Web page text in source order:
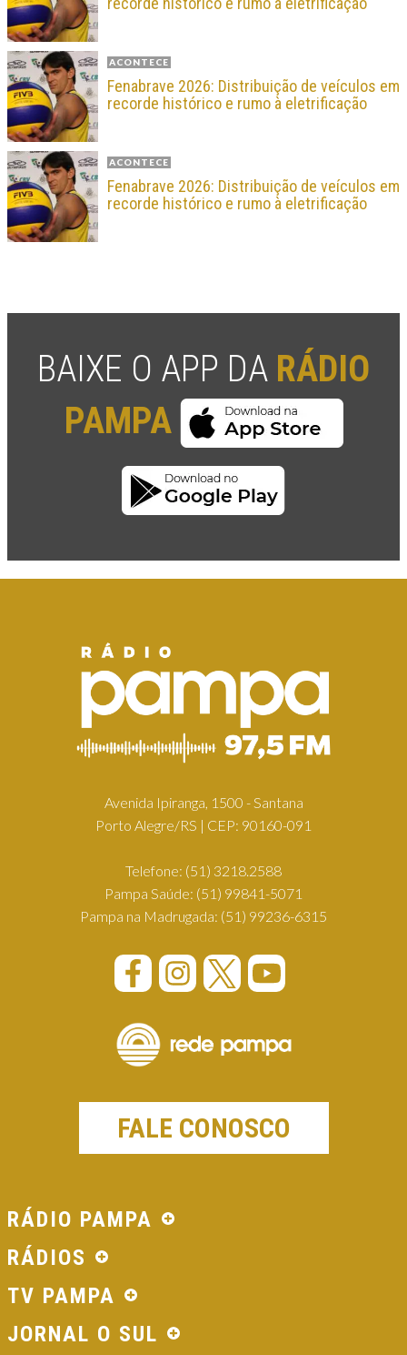
ACONTECE
Fenabrave 2026: Distribuição de veículos em
recorde histórico e rumo à eletrificação
ACONTECE
Fenabrave 2026: Distribuição de veículos em
recorde histórico e rumo à eletrificação
BAIXE O APP DA RÁDIO
PAMPA
Avenida Ipiranga, 1500 - Santana
Porto Alegre/RS | CEP: 90160-091
Telefone: (51) 3218.2588
Pampa Saúde: (51) 99841-5071
Pampa na Madrugada: (51) 99236-6315
FALE CONOSCO
RÁDIO PAMPA
RÁDIOS
TV PAMPA
JORNAL O SUL